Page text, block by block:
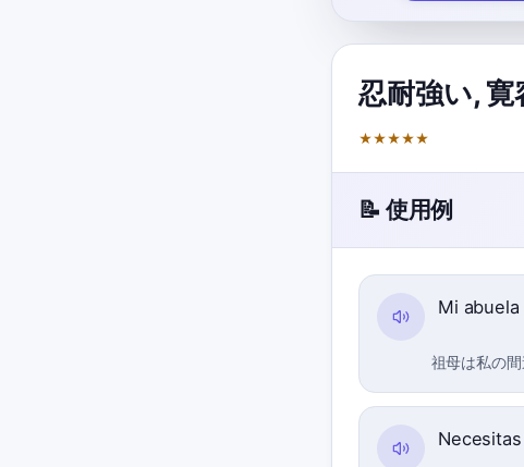
忍耐強い, 寛
★★★★★
📝 使用例
Mi
祖母は私の